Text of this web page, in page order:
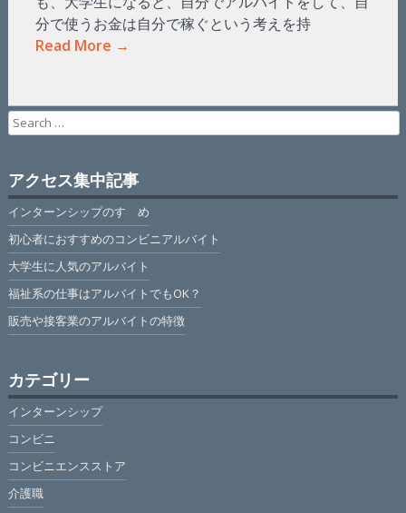
分で使うお金は自分で稼ぐという考えを持
Read More →
Search
for:
アクセス集中記事
インターンシップのすゝめ
初心者におすすめのコンビニアルバイト
大学生に人気のアルバイト
福祉系の仕事はアルバイトでもOK？
販売や接客業のアルバイトの特徴
カテゴリー
インターンシップ
コンビニ
コンビニエンスストア
介護職